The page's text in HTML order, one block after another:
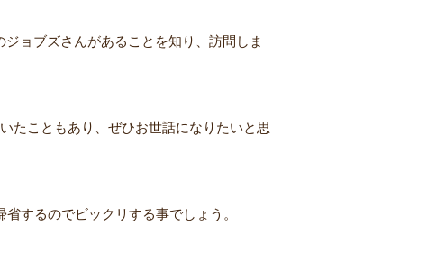
ョブズさんがあることを知り、訪問しま
たこともあり、ぜひお世話になりたいと思
するのでビックリする事でしょう。